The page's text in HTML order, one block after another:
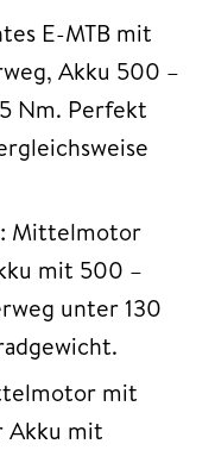
E-MTB mit
Akku 500 –
Nm. Perfekt
: Mittelmotor
mit 500 –
unter 130
mit
Akku mit